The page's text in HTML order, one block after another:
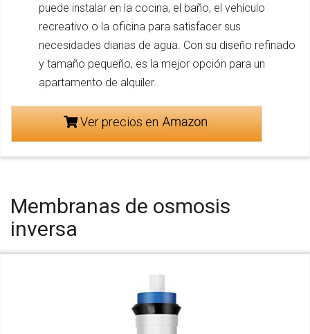
puede instalar en la cocina, el baño, el vehículo
recreativo o la oficina para satisfacer sus
necesidades diarias de agua. Con su diseño refinado
y tamaño pequeño, es la mejor opción para un
apartamento de alquiler.
Ver precios en
Membranas de osmosis
inversa